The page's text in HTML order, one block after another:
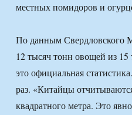
местных помидоров и
По данным Свердловского
12 тысяч тонн овощей из
это официальная
раз. «Китайцы
квадратного метра. Это